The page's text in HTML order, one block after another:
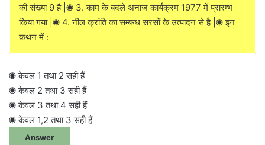
की संख्या 9 है |◉ 3. काम के बदले अनाज कार्यक्रम 1977 में प्रारम्भ
किया गया |◉ 4. नील क्रांति का सम्बन्ध सरसों के उत्पादन से है |◉ इन
कथन में :
◉ केवल 1 तथा 2 सही हैं
◉ केवल 2 तथा 3 सही हैं
◉ केवल 3 तथा 4 सही हैं
◉ केवल 1,2 तथा 3 सही हैं
Answer